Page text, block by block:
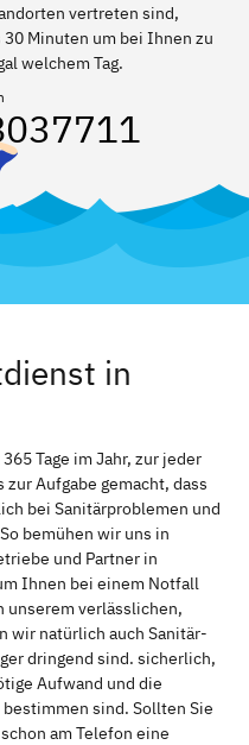
vertreten sind,
Minuten um bei Ihnen zu
welchem Tag.
in
Tage im Jahr, zur jeder
zur Aufgabe gemacht, dass
bei Sanitärproblemen und
bemühen wir uns in
und Partner in
Ihnen bei einem Notfall
unserem verlässlichen,
wir natürlich auch Sanitär-
dringend sind. sicherlich,
Aufwand und die
sind. Sollten Sie
am Telefon eine